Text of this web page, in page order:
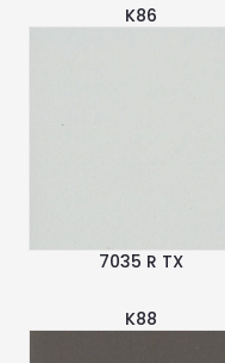
K86
7035 R TX
K88